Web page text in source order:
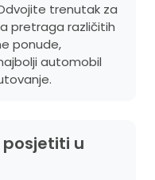
trenutak za
pretraga različitih
ponude,
automobil
u